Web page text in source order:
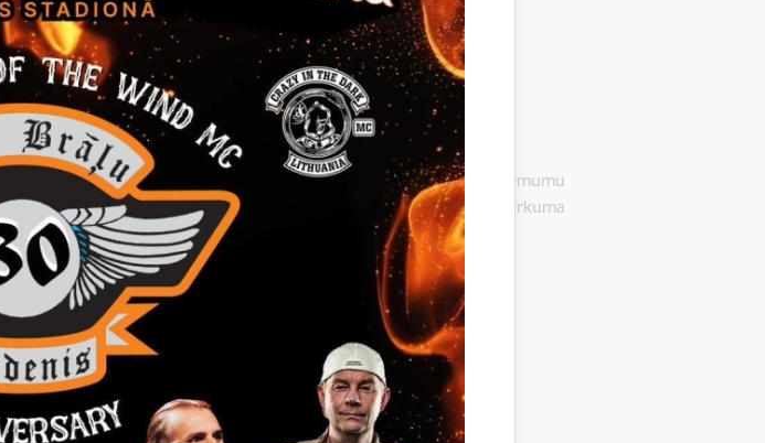
90009116327, Ābeļu ielā 2, Gulbenē, LV-4401, pieņēmusi lēmumu
1.stāva pārbūves būvprojekta izstrāde un autoruzraudzība”, iepirkuma
2016.gada 7.septembrī nolēmusi pārtraukt iepirkumu.